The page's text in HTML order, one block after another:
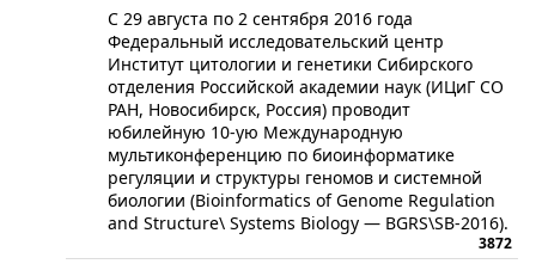
С 29 августа по 2 сентября 2016 года
Федеральный исследовательский центр
Институт цитологии и генетики Сибирского
отделения Российской академии наук (ИЦиГ СО
РАН, Новосибирск, Россия) проводит
юбилейную 10-ую Международную
мультиконференцию по биоинформатике
регуляции и структуры геномов и системной
биологии (Bioinformatics of Genome Regulation
and Structure\ Systems Biology — BGRS\SB-2016).
3872